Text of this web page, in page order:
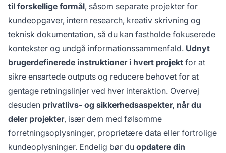
til forskellige formål, såsom separate projekter for
kundeopgaver, intern research, kreativ skrivning og
teknisk dokumentation, så du kan fastholde fokuserede
kontekster og undgå informationssammenfald. Udnyt
brugerdefinerede instruktioner i hvert projekt for at
sikre ensartede outputs og reducere behovet for at
gentage retningslinjer ved hver interaktion. Overvej
desuden privatlivs- og sikkerhedsaspekter, når du
deler projekter, især dem med følsomme
forretningsoplysninger, proprietære data eller fortrolige
kundeoplysninger. Endelig bør du opdatere din